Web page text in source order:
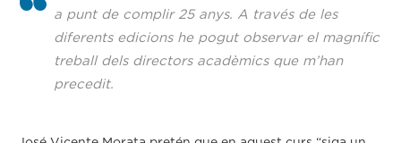
a punt de complir 25 anys. A través de les
diferents edicions he pogut observar el magnífic
treball dels directors acadèmics que m’han
precedit.